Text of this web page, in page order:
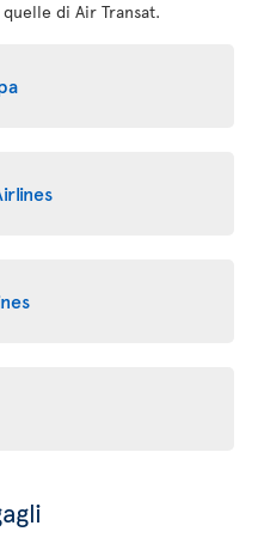
di Air Transat.